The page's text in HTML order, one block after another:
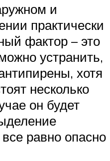
и
практически
фактор – это
устранить,
хотя
несколько
он будет
равно опасно